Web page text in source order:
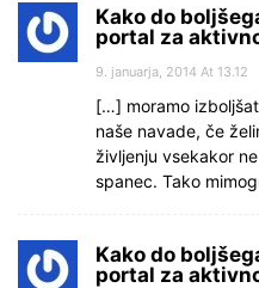
Kako do
portal za
9. januarja, 2014 At 13.12
[…] moramo
naše navade, če
življenju vsekakor
spanec. Tako
Kako do
portal za